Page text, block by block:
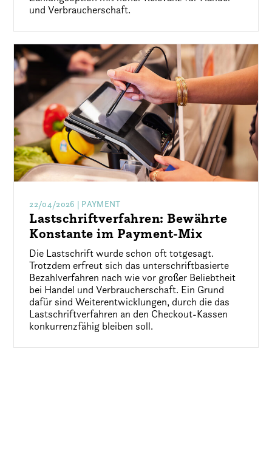
und Verbraucherschaft.
22/04/2026 | PAYMENT
Lastschriftverfahren: Bewährte
Konstante im Payment-Mix
Die Lastschrift wurde schon oft totgesagt.
Trotzdem erfreut sich das unterschriftbasierte
Bezahlverfahren nach wie vor großer Beliebtheit
bei Handel und Verbraucherschaft. Ein Grund
dafür sind Weiterentwicklungen, durch die das
Lastschriftverfahren an den Checkout-Kassen
konkurrenzfähig bleiben soll.